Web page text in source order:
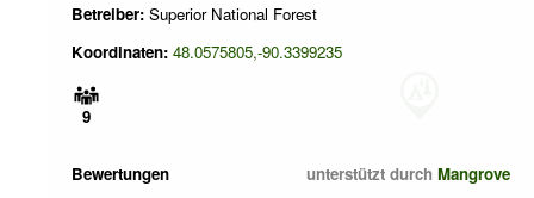
Betreiber: Superior National Forest
Koordinaten: 48.0575805,-90.3399235
9
Bewertungen unterstützt durch Mangrove